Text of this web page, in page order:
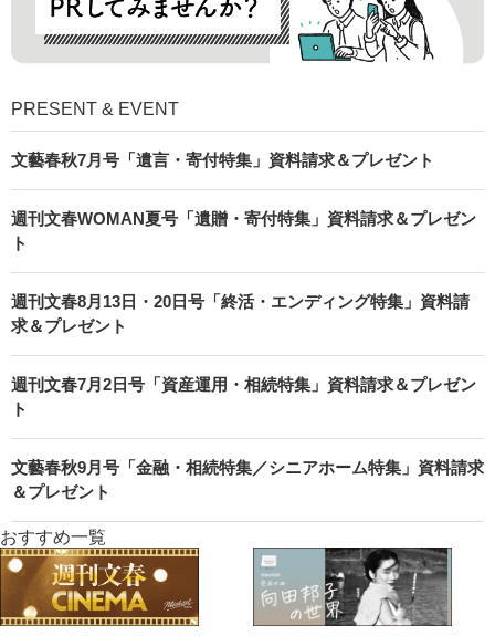
PRESENT & EVENT
文藝春秋7月号「遺言・寄付特集」資料請求＆プレゼント
週刊文春WOMAN夏号「遺贈・寄付特集」資料請求＆プレゼン
ト
週刊文春8月13日・20日号「終活・エンディング特集」資料請
求＆プレゼント
週刊文春7月2日号「資産運用・相続特集」資料請求＆プレゼン
ト
文藝春秋9月号「金融・相続特集／シニアホーム特集」資料請求
＆プレゼント
おすすめ一覧